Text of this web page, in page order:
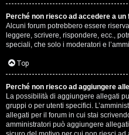
Perché non riesco ad accedere a un
Alcuni forum potrebbero essere
leggere, scrivere, rispondere, ecc.,
speciali, che solo i moderatori e
Top
Perché non riesco ad aggiungere
La possibilità di aggiungere allegati
gruppi o per utenti specifici.
allegati per il forum in cui stai
amministratori può aggiungere
.
.
.
R
e
s